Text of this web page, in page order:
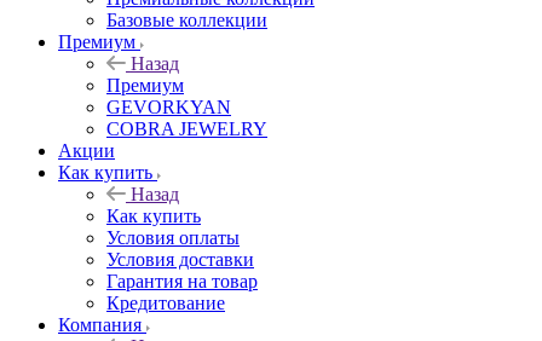
Базовые коллекции
Премиум
Назад
Премиум
GEVORKYAN
COBRA JEWELRY
Акции
Как купить
Назад
Как купить
Условия оплаты
Условия доставки
Гарантия на товар
Кредитование
Компания